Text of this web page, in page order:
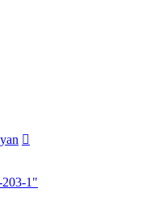
1"